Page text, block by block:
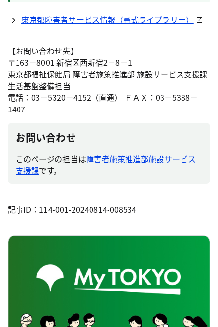
東京都障害者サービス情報（書式ライブラリー）
【お問い合わせ先】
〒163－8001 新宿区西新宿2－8－1
東京都福祉保健局 障害者施策推進部 施設サービス支援課
生活基盤整備担当
電話：03－5320－4152（直通） ＦＡＸ：03－5388－
1407
お問い合わせ
このページの担当は障害者施策推進部施設サービス
支援課です。
記事ID：114-001-20240814-008534